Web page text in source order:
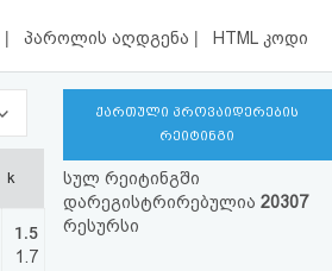
| პაროლის აღდგენა | HTML კოდი
k
1.5
1.7
ქართული პროვაიდერების
რეიტინგი
სულ რეიტინგში
დარეგისტრირებულია 20307
რესურსი